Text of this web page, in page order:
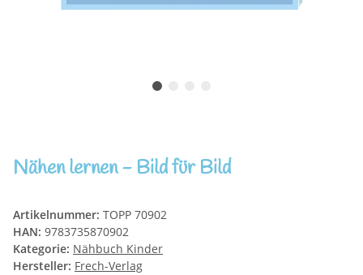
Nähen lernen - Bild für Bild
Artikelnummer: TOPP 70902
HAN: 9783735870902
Kategorie: Nähbuch Kinder
Hersteller: Frech-Verlag